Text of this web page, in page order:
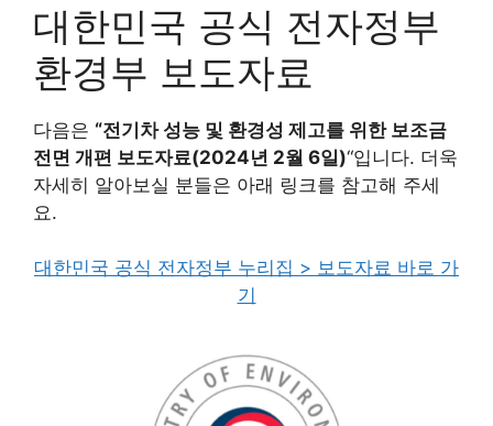
대한민국 공식 전자정부
환경부 보도자료
다음은 “전기차 성능 및 환경성 제고를 위한 보조금
전면 개편 보도자료(2024년 2월 6일)“입니다. 더욱
자세히 알아보실 분들은 아래 링크를 참고해 주세
요.
대한민국 공식 전자정부 누리집 > 보도자료 바로 가
기